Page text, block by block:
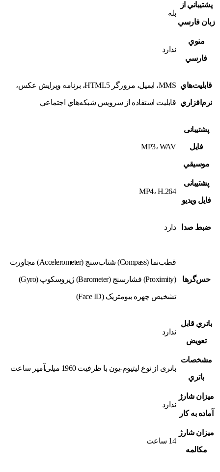
پشتيباني از
زبان فارسي
بله
منوي
فارسي
ندارد
قابليت‌هاي
نرم‌افزاري
MMS، ايميل، مرورگر HTML5، برنامه ويرايش عکس،
قابليت استفاده از سرويس شبکه‌هاي اجتماعي
پشتیبانی
فایل
موسيقي
MP3، WAV
پشتیبانی
فایل ويديو
MP4، H.264
ضبط صدا دارد
حس‌گرها
قطب‌نما (Compass) شتاب‌سنج (Accelerometer) مجاورت
(Proximity) فشارسنج (Barometer) ژيروسکوپ (Gyro)
تشخيص چهره بيومتريک (Face ID)
باتري قابل
تعويض
ندارد
مشخصات
باتري
باتری از نوع لیتیوم-یون با ظرفیت 1960 میلی‌آمپر ساعت
ميزان شارژ
آماده به کار
ندارد
ميزان شارژ
مکالمه
14 ساعت